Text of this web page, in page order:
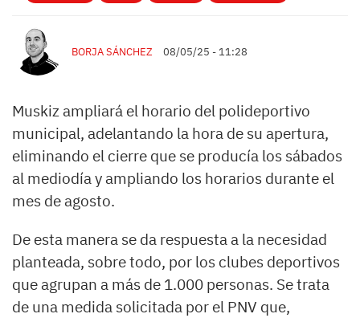
BORJA SÁNCHEZ 08/05/25 - 11:28
Muskiz ampliará el horario del polideportivo
municipal, adelantando la hora de su apertura,
eliminando el cierre que se producía los sábados
al mediodía y ampliando los horarios durante el
mes de agosto.
De esta manera se da respuesta a la necesidad
planteada, sobre todo, por los clubes deportivos
que agrupan a más de 1.000 personas. Se trata
de una medida solicitada por el PNV que,